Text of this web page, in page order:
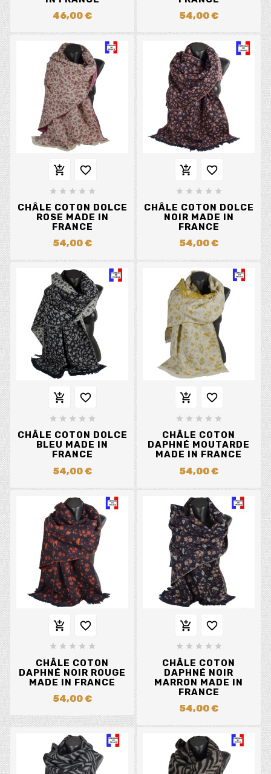
46,00 €
54,00 €
 
    
CHÂLE COTON DOLCE
ROSE MADE IN
FRANCE
54,00 €
 
    
CHÂLE COTON DOLCE
NOIR MADE IN
FRANCE
54,00 €
 
    
CHÂLE COTON DOLCE
BLEU MADE IN
FRANCE
54,00 €
 
    
CHÂLE COTON
DAPHNÉ MOUTARDE
MADE IN FRANCE
54,00 €
 
    
CHÂLE COTON
DAPHNÉ NOIR ROUGE
MADE IN FRANCE
54,00 €
 
    
CHÂLE COTON
DAPHNÉ NOIR
MARRON MADE IN
FRANCE
54,00 €